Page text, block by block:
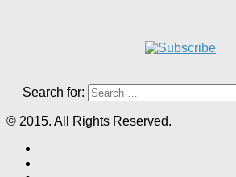
Search for:
© 2015. All Rights Reserved.